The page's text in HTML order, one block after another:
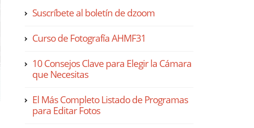
Suscríbete al boletín de dzoom
Curso de Fotografía AHMF31
10 Consejos Clave para Elegir la Cámara
que Necesitas
El Más Completo Listado de Programas
para Editar Fotos